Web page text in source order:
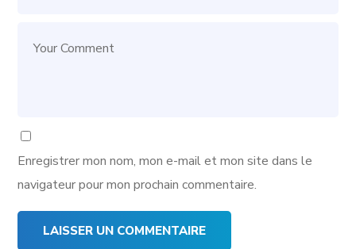
Enregistrer mon nom, mon e-mail et mon site dans le
navigateur pour mon prochain commentaire.